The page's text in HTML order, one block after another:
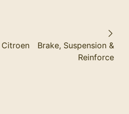
Citroen Brake, Suspension &
Reinforce